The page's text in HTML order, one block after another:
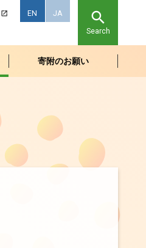
EN JA search
Search
寄附のお願い